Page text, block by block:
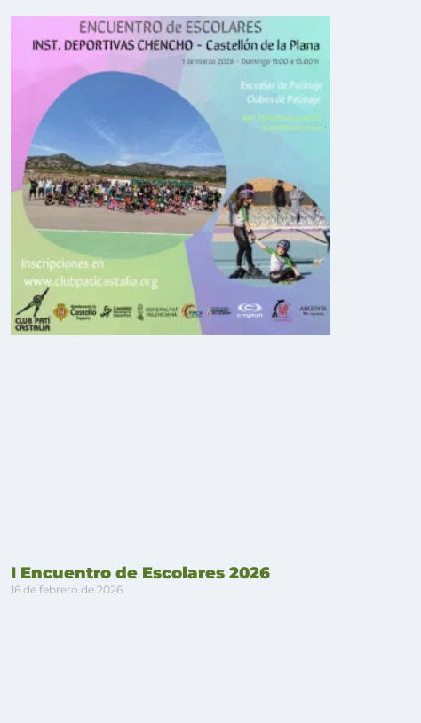
I Encuentro de Escolares 2026
16 de febrero de 2026